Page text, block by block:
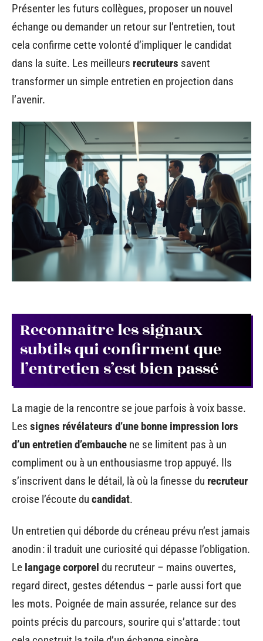
Présenter les futurs collègues, proposer un nouvel
échange ou demander un retour sur l’entretien, tout
cela confirme cette volonté d’impliquer le candidat
dans la suite. Les meilleurs recruteurs savent
transformer un simple entretien en projection dans
l’avenir.
Reconnaître les signaux
subtils qui confirment que
l’entretien s’est bien passé
La magie de la rencontre se joue parfois à voix basse.
Les signes révélateurs d’une bonne impression lors
d’un entretien d’embauche ne se limitent pas à un
compliment ou à un enthousiasme trop appuyé. Ils
s’inscrivent dans le détail, là où la finesse du recruteur
croise l’écoute du candidat.
Un entretien qui déborde du créneau prévu n’est jamais
anodin : il traduit une curiosité qui dépasse l’obligation.
Le langage corporel du recruteur – mains ouvertes,
regard direct, gestes détendus – parle aussi fort que
les mots. Poignée de main assurée, relance sur des
points précis du parcours, sourire qui s’attarde : tout